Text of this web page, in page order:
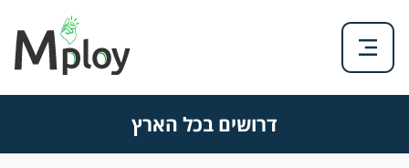
דרושים בכל הארץ